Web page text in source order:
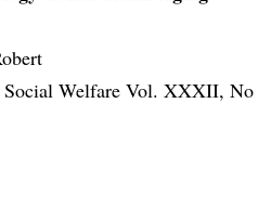
Social Welfare Vol. XXXII, No